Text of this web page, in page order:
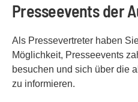
Presseevents der
Als Pressevertreter haben
Möglichkeit, Presseevents
besuchen und sich über die
zu informieren.